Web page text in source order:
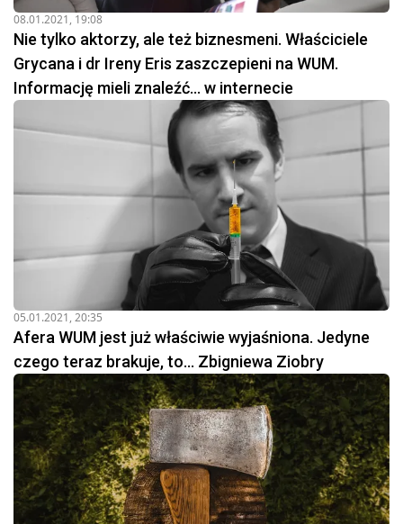
08.01.2021, 19:08
Nie tylko aktorzy, ale też biznesmeni. Właściciele
Grycana i dr Ireny Eris zaszczepieni na WUM.
Informację mieli znaleźć… w internecie
05.01.2021, 20:35
Afera WUM jest już właściwie wyjaśniona. Jedyne
czego teraz brakuje, to... Zbigniewa Ziobry